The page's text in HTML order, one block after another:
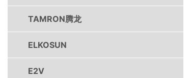
TAMRON腾龙
ELKOSUN
E2V